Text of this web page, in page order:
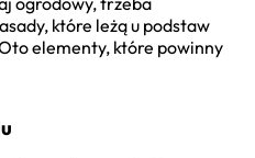
które leżą u podstaw
elementy, które powinny